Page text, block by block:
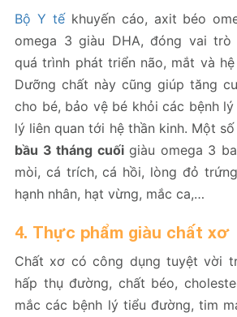
Bộ Y tếkhuyến cáo, axit béo
omega 3 giàu DHA, đóng vai
quá trình phát triển não, mắt và
Dưỡng chất này cũng giúp tăng
cho bé, bảo vệ bé khỏi các bệnh
lý liên quan tới hệ thần kinh. Một số
bầu 3 tháng cuốigiàu omega 3
mòi, cá trích, cá hồi, lòng đỏ
hạnh nhân, hạt vừng, mắc ca,…
4. Thực phẩm giàu chất xơ
Chất xơ có công dụng tuyệt vời
hấp thụ đường, chất béo,
mắc các bệnh lý tiểu đường, tim